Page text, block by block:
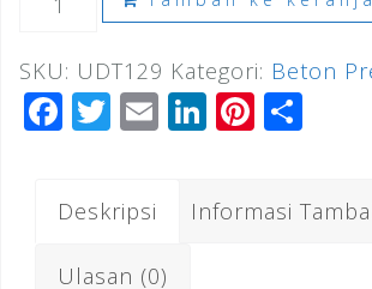
U
Ditch
SKU: UDT129 Kategori: Beton
F
e
b
T
e
r
E Li
e
Pi
r e
Deskripsi Informasi
Ulasan (0)